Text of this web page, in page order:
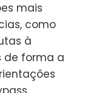
mais
como
à
de forma a